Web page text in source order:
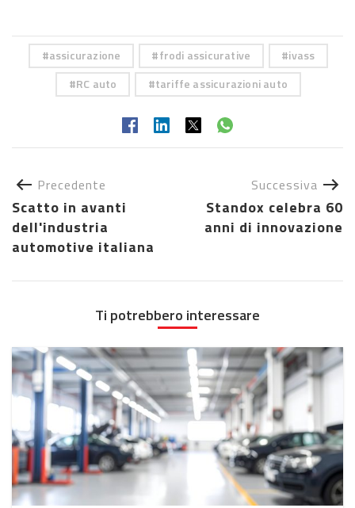
assicurazione frodi assicurative
ivass
RC auto
tariffe assicurazioni auto
Precedente
Scatto in avanti
dell'industria
automotive italiana
Successiva
Standox celebra 60
anni di innovazione
Ti potrebbero interessare